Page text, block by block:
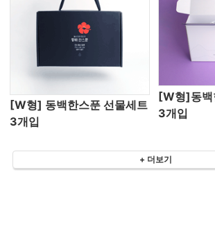
[W형] 동백한스푼 선물세트
3개입
[W형]동백
3개입
+ 더보기